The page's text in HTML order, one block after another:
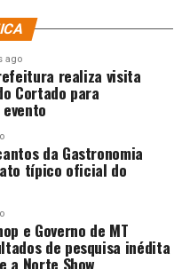
ago
realiza visita
Cortado para
da Gastronomia
típico oficial do
e Governo de MT
de pesquisa inédita
a Norte Show